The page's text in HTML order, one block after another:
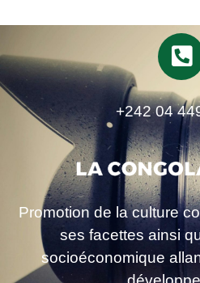
+242 04
Promotion de la culture
ses facettes ainsi
socioéconomique